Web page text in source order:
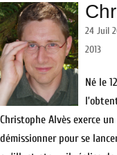
24 Juil
2013
Né le
Christophe Alvès exerce
démissionner pour se